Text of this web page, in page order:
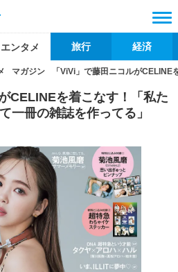
エンタメ 旅行 経済
マガジン 「ViVi」で藤田ニコルが
CELINEを着こなす！「私た
一冊の雑誌を作ってる」